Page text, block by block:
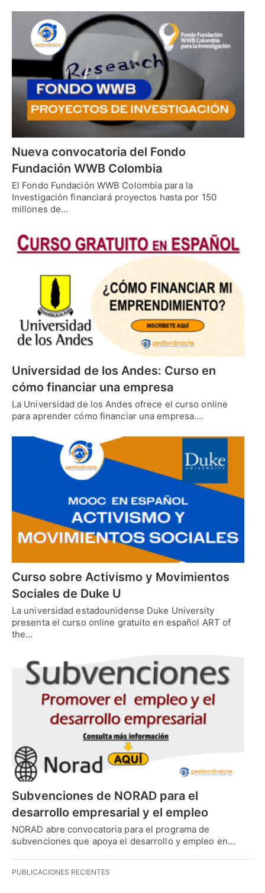
Nueva convocatoria del Fondo
Fundación WWB Colombia
El Fondo Fundación WWB Colombia para la
Investigación financiará proyectos hasta por 150
millones de…
Universidad de los Andes: Curso en
cómo financiar una empresa
La Universidad de los Andes ofrece el curso online
para aprender cómo financiar una empresa.…
Curso sobre Activismo y Movimientos
Sociales de Duke U
La universidad estadounidense Duke University
presenta el curso online gratuito en español ART of
the…
Subvenciones de NORAD para el
desarrollo empresarial y el empleo
NORAD abre convocatoria para el programa de
subvenciones que apoya el desarrollo y empleo en…
PUBLICACIONES RECIENTES